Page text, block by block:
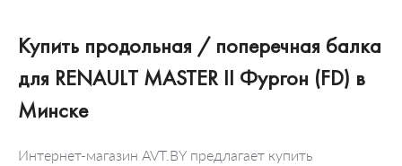
Купить продольная / поперечная балка
для RENAULT MASTER II Фургон (FD) в
Минске
Интернет-магазин AVT.BY предлагает купить